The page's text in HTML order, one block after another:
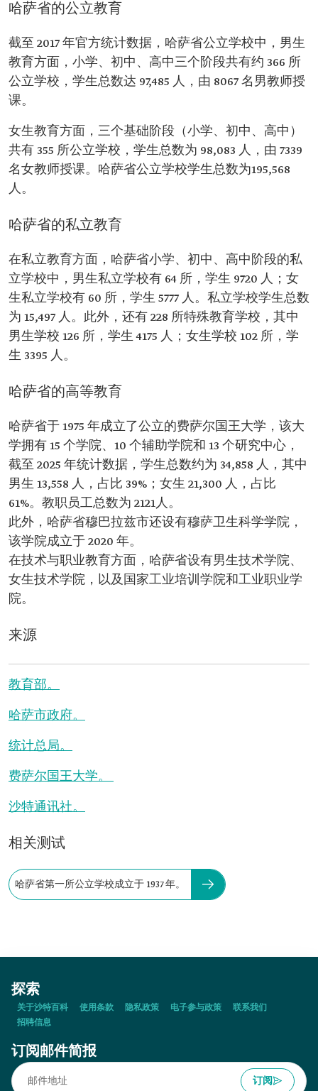
哈萨省的公立教育
截至 2017 年官方统计数据，哈萨省公立学校中，男生
教育方面，小学、初中、高中三个阶段共有约 366 所
公立学校，学生总数达 97,485 人，由 8067 名男教师授
课。
女生教育方面，三个基础阶段（小学、初中、高中）
共有 355 所公立学校，学生总数为 98,083 人，由 7339
名女教师授课。哈萨省公立学校学生总数为195,568
人。
哈萨省的私立教育
在私立教育方面，哈萨省小学、初中、高中阶段的私
立学校中，男生私立学校有 64 所，学生 9720 人；女
生私立学校有 60 所，学生 5777 人。私立学校学生总数
为 15,497 人。此外，还有 228 所特殊教育学校，其中
男生学校 126 所，学生 4175 人；女生学校 102 所，学
生 3395 人。
哈萨省的高等教育
哈萨省于 1975 年成立了公立的费萨尔国王大学，该大
学拥有 15 个学院、10 个辅助学院和 13 个研究中心，
截至 2025 年统计数据，学生总数约为 34,858 人，其中
男生 13,558 人，占比 39%；女生 21,300 人，占比
61%。教职员工总数为 2121人。
此外，哈萨省穆巴拉兹市还设有穆萨卫生科学学院，
该学院成立于 2020 年。
在技术与职业教育方面，哈萨省设有男生技术学院、
女生技术学院，以及国家工业培训学院和工业职业学
院。
来源
教育部。
哈萨市政府。
统计总局。
费萨尔国王大学。
沙特通讯社。
相关测试
哈萨省第一所公立学校成立于 1937 年。
探索
关于沙特百科 使用条款 隐私政策 电子参与政策
联系我们
招聘信息
订阅邮件简报
订阅